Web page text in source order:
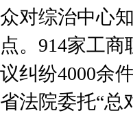
众对综治中心
点。914家工
议纠纷4000余
省法院委托“总